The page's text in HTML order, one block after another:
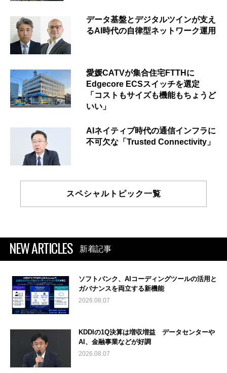
データ基盤とデジタルツインが支え
るAI時代の自律型ネットワーク運用
愛媛CATVが集合住宅FTTHに
Edgecore ECSスイッチを選定
「コストもサイズも機能もちょうど
いい」
AIネイティブ時代の通信インフラに
不可欠な「Trusted Connectivity」
スペシャルトピック一覧
NEW ARTICLES 新着記事
ソフトバンク、AIコーディングツールの活用と
ガバナンスを両立する新機能
2026.08.07
KDDIの1Q決算は増収増益 データセンターや
AI、金融事業などが好調
2026.08.07